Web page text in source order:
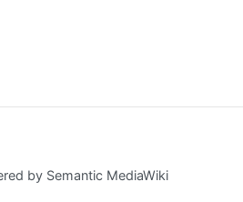
by Semantic MediaWiki